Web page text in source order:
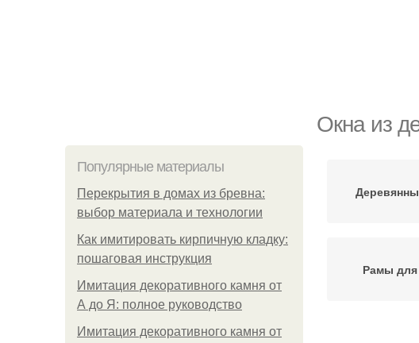
Окна из
Популярные материалы
Перекрытия в домах из бревна:
выбор материала и технологии
Как имитировать кирпичную кладку:
пошаговая инструкция
Имитация декоративного камня от
А до Я: полное руководство
Имитация декоративного камня от
Рамы для